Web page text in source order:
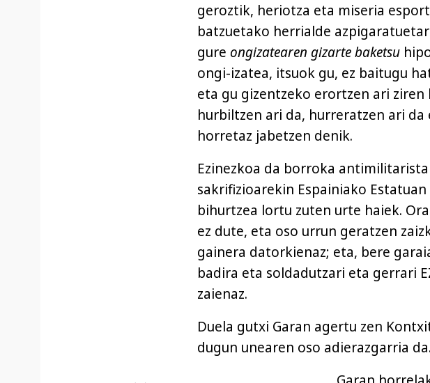
geroztik, heriotza eta miseria
batzuetako herrialde
gure ongizatearen gizarte baketsu
ongi-izatea, itsuok gu, ez baitugu
eta gu gizentzeko erortzen ari
hurbiltzen ari da, hurreratzen ari
horretaz jabetzen denik.
Ezinezkoa da borroka
sakrifizioarekin Espainiako
bihurtzea lortu zuten urte haiek.
ez dute, eta oso urrun geratzen
gainera datorkienaz; eta, bere
badira eta soldadutzari eta gerrari
zaienaz.
Duela gutxi Garan agertu zen
dugun unearen oso adierazgarria da.